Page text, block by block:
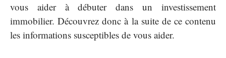
vous aider à débuter dans un investissement
immobilier. Découvrez donc à la suite de ce contenu
les informations susceptibles de vous aider.